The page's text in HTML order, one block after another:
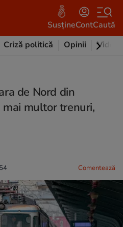
SusțineContCaută
Criză politică Opinii Video
de Nord din
mai multor trenuri,
Comentează